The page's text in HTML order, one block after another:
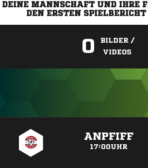
DEINE MANNSCHAFT UND IHRE
DEN ERSTEN
0
BILDER /
VIDEOS
ANPFIFF
17:00UHR